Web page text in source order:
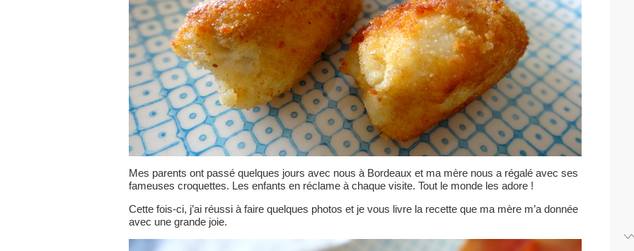
Mes parents ont passé quelques jours avec nous à Bordeaux et ma mère nous a régalé avec ses
fameuses croquettes. Les enfants en réclame à chaque visite. Tout le monde les adore !
Cette fois-ci, j’ai réussi à faire quelques photos et je vous livre la recette que ma mère m’a donnée
avec une grande joie.